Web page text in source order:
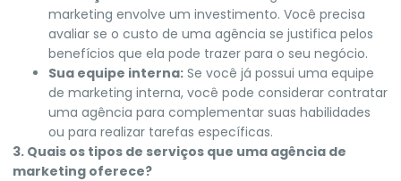
marketing envolve um investimento. Você precisa
avaliar se o custo de uma agência se justifica pelos
benefícios que ela pode trazer para o seu negócio.
Sua equipe interna: Se você já possui uma equipe
de marketing interna, você pode considerar contratar
uma agência para complementar suas habilidades
ou para realizar tarefas específicas.
3. Quais os tipos de serviços que uma agência de
marketing oferece?